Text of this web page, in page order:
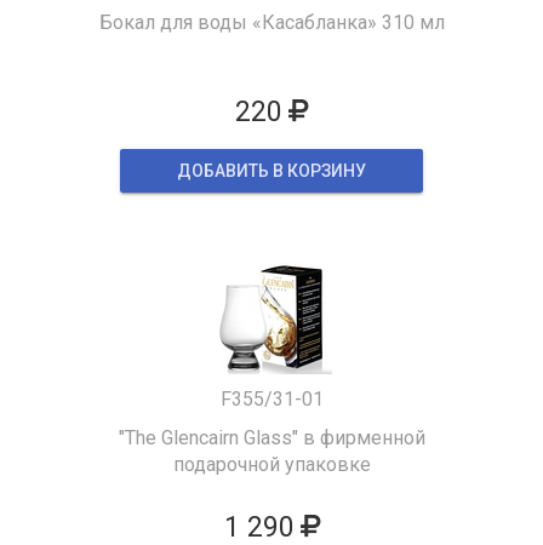
Бокал для воды «Касабланка» 310 мл
220
ДОБАВИТЬ В КОРЗИНУ
F355/31-01
"The Glencairn Glass" в фирменной
подарочной упаковке
1 290